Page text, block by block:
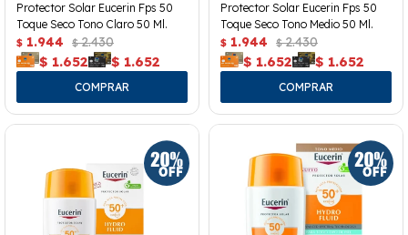
Protector Solar Eucerin Fps 50
Toque Seco Tono Claro 50 Ml.
$ 1.944 $ 2.430
$ 1.652 $ 1.652
Protector Solar Eucerin Fps 50
Toque Seco Tono Medio 50 Ml.
$ 1.944 $ 2.430
$ 1.652 $ 1.652